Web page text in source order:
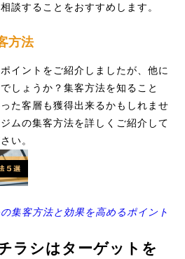
談することをおすすめします。
方法
イントをご紹介しましたが、他に
しょうか？集客方法を知ること
た客層も獲得出来るかもしれませ
ムの集客方法を詳しくご紹介して
い。
集客方法と効果を高めるポイント
ラシはターゲットを